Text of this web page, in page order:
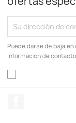
Puede darse de baja
información de